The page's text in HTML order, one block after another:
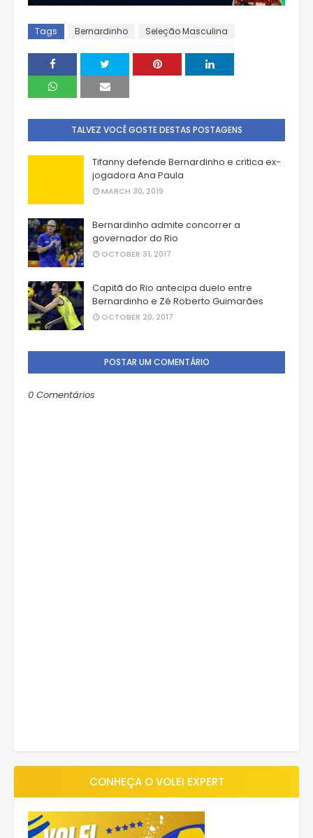
Tags Bernardinho Seleção Masculina
TALVEZ VOCÊ GOSTE DESTAS POSTAGENS
Tifanny defende Bernardinho e critica ex-
jogadora Ana Paula
MARCH 30, 2019
Bernardinho admite concorrer a
governador do Rio
OCTOBER 31, 2017
Capitã do Rio antecipa duelo entre
Bernardinho e Zé Roberto Guimarães
OCTOBER 20, 2017
POSTAR UM COMENTÁRIO
0 Comentários
CONHEÇA O VOLEI EXPERT